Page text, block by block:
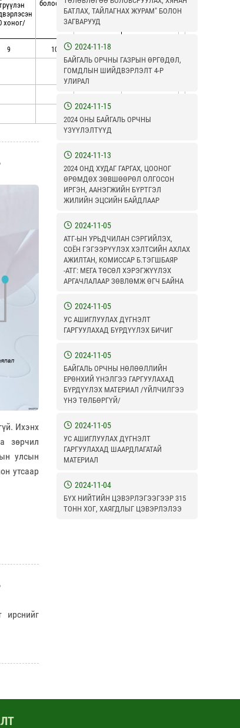
шийдвэрлэлт
дундаж
хоног/
болоогүй
9 10 11
7
Ихэнх
зөрчил
улсын
утсаар
ирснийг
БАТЛАХ, ТАЙЛАГНАХ ЖУРАМ" БОЛОН
ЗАГВАРУУД
2024-11-18
БАЙГАЛЬ ОРЧНЫ ГАЗРЫН ӨРГӨДӨЛ,
ГОМДЛЫН ШИЙДВЭРЛЭЛТ 4-Р
УЛИРАЛ
2024-11-15
2024 ОНЫ БАЙГАЛЬ ОРЧНЫ
ҮЗҮҮЛЭЛТҮҮД
2024-11-13
2024 ОНД ХУДАГ ГАРГАХ, ЦООНОГ
ӨРӨМДӨХ ЗӨВШӨӨРӨЛ ОЛГОСОН
ИРГЭН, ААНЭГЖИЙН БҮРТГЭЛ
ЖИЛИЙН ЭЦСИЙН БАЙДЛААР
2024-11-05
АТГ-ЫН УРЬДЧИЛАН СЭРГИЙЛЭХ,
СОЁН ГЭГЭЭРҮҮЛЭХ ХЭЛТСИЙН АХЛАХ
АЖИЛТАН, КОМИССАР Б.ТЭГШБАЯР
-АТГ: МЕГА ТӨСӨЛ ХЭРЭГЖҮҮЛЭХ
АРГАЧЛАЛААР ЗӨВЛӨМЖ ӨГЧ БАЙНА
2024-11-05
УС АШИГЛУУЛАХ ДҮГНЭЛТ
ГАРГУУЛАХАД БҮРДҮҮЛЭХ БИЧИГ
2024-11-05
БАЙГАЛЬ ОРЧНЫ НӨЛӨӨЛЛИЙН
ЕРӨНХИЙ ҮНЭЛГЭЭ ГАРГУУЛАХАД
БҮРДҮҮЛЭХ МАТЕРИАЛ /ҮЙЛЧИЛГЭЭ
ҮНЭ ТӨЛБӨРГҮЙ/
2024-11-05
УС АШИГЛУУЛАХ ДҮГНЭЛТ
ГАРГУУЛАХАД ШААРДЛАГАТАЙ
МАТЕРИАЛ
2024-11-04
БҮХ НИЙТИЙН ЦЭВЭРЛЭГЭЭГЭЭР 315
ТОНН ХОГ, ХАЯГДЛЫГ ЦЭВЭРЛЭЛЭЭ